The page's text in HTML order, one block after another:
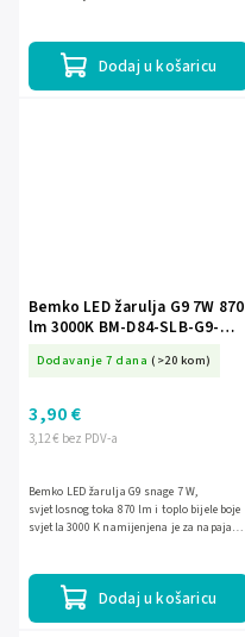
Dodaj u košaricu
Bemko LED žarulja G9 7W 870
lm 3000K BM-D84-SLB-G9-
Dodavanje 7 dana (>20 kom)
3,12 € bez PDV-a
3,90 €
Dodaj u košaricu
Bemko LED žarulja G9 snage 7 W,
svjetlosnog toka 870 lm i toplo bijele boje
svjetla 3000 K namijenjena je za napajanje